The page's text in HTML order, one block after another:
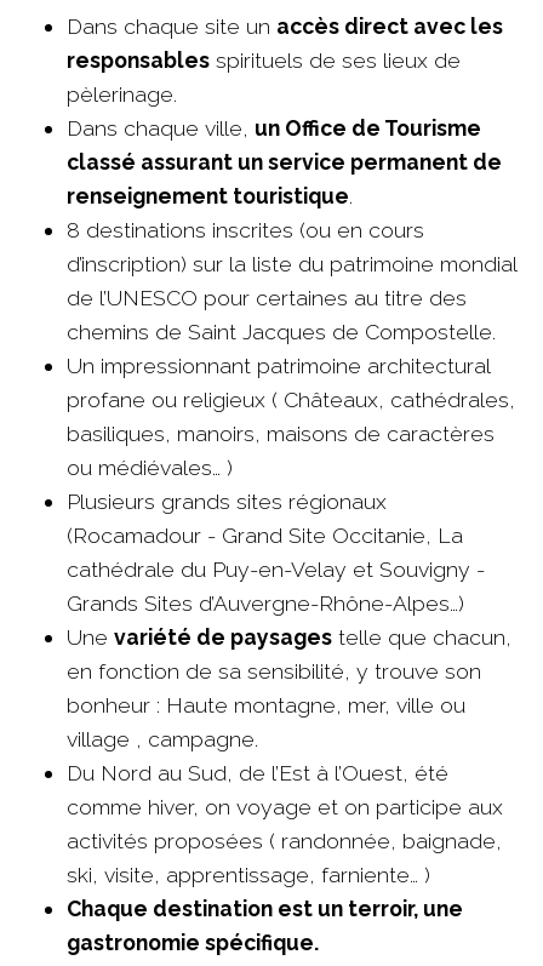
Dans chaque site un accès direct avec les
responsables spirituels de ses lieux de
pèlerinage.
Dans chaque ville, un Office de Tourisme
classé assurant un service permanent de
renseignement touristique.
8 destinations inscrites (ou en cours
d’inscription) sur la liste du patrimoine mondial
de l’UNESCO pour certaines au titre des
chemins de Saint Jacques de Compostelle.
Un impressionnant patrimoine architectural
profane ou religieux ( Châteaux, cathédrales,
basiliques, manoirs, maisons de caractères
ou médiévales… )
Plusieurs grands sites régionaux
(Rocamadour - Grand Site Occitanie, La
cathédrale du Puy-en-Velay et Souvigny -
Grands Sites d’Auvergne-Rhône-Alpes…)
Une variété de paysages telle que chacun,
en fonction de sa sensibilité, y trouve son
bonheur : Haute montagne, mer, ville ou
village , campagne.
Du Nord au Sud, de l’Est à l’Ouest, été
comme hiver, on voyage et on participe aux
activités proposées ( randonnée, baignade,
ski, visite, apprentissage, farniente… )
Chaque destination est un terroir, une
gastronomie spécifique.